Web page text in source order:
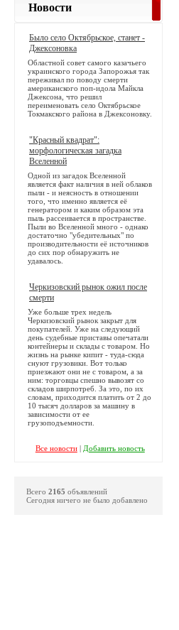
Новости
Было село Октябрьское, станет -
Джексоновка
Областной совет самого казачьего
украинского города Запорожья так
переживал по поводу смерти
американского поп-идола Майкла
Джексона, что решил
переименовать село Октябрьское
Токмакского района в Джексоновку.
"Красный квадрат":
морфологическая загадка
Вселенной
Одной из загадок Вселенной
является факт наличия в ней облаков
пыли - и неясность в отношении
того, что именно является её
генератором и каким образом эта
пыль рассеивается в пространстве.
Пыли во Вселенной много - однако
достаточно "убедительных" по
производительности её источников
до сих пор обнаружить не
удавалось.
Черкизовский рынок ожил после
смерти
Уже больше трех недель
Черкизовский рынок закрыт для
покупателей. Уже на следующий
день судебные приставы опечатали
контейнеры и склады с товаром. Но
жизнь на рынке кипит - туда-сюда
снуют грузовики. Вот только
приезжают они не с товаром, а за
ним: торговцы спешно вывозят со
складов ширпотреб. За это, по их
словам, приходится платить от 2 до
10 тысяч долларов за машину в
зависимости от ее
грузоподъемности.
Все новости| Добавить новость
Всего 2165 объявлений
Сегодня ничего не было добавлено